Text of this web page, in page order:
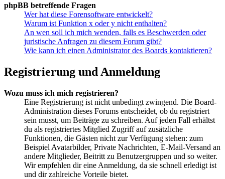
phpBB betreffende Fragen
Wer hat diese Forensoftware entwickelt?
Warum ist Funktion x oder y nicht enthalten?
An wen soll ich mich wenden, falls es Beschwerden oder
juristische Anfragen zu diesem Forum gibt?
Wie kann ich einen Administrator des Boards kontaktieren?
Registrierung und Anmeldung
Wozu muss ich mich registrieren?
Eine Registrierung ist nicht unbedingt zwingend. Die Board-
Administration dieses Forums entscheidet, ob du registriert
sein musst, um Beiträge zu schreiben. Auf jeden Fall erhältst
du als registriertes Mitglied Zugriff auf zusätzliche
Funktionen, die Gästen nicht zur Verfügung stehen: zum
Beispiel Avatarbilder, Private Nachrichten, E-Mail-Versand an
andere Mitglieder, Beitritt zu Benutzergruppen und so weiter.
Wir empfehlen dir eine Anmeldung, da sie schnell erledigt ist
und dir zahlreiche Vorteile bietet.